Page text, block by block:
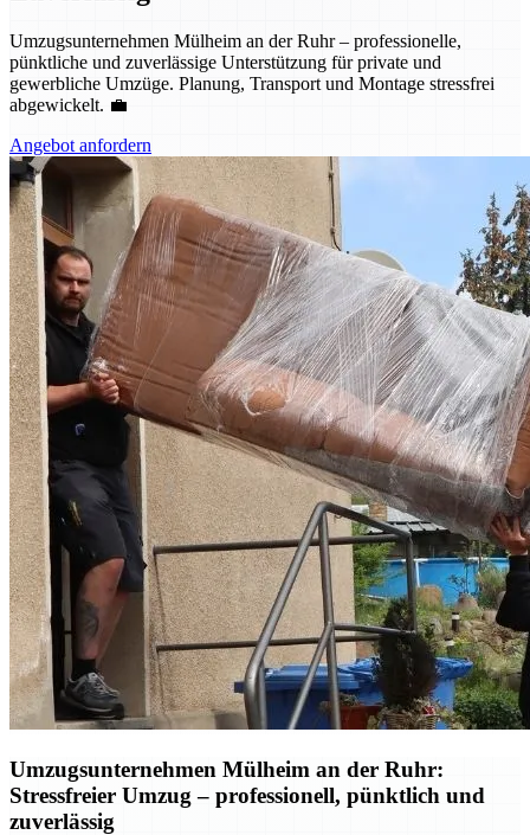
Umzugsunternehmen Mülheim an der Ruhr – professionelle,
pünktliche und zuverlässige Unterstützung für private und
gewerbliche Umzüge. Planung, Transport und Montage stressfrei
abgewickelt. 💼
Angebot anfordern
Umzugsunternehmen Mülheim an der Ruhr:
Stressfreier Umzug – professionell, pünktlich und
zuverlässig